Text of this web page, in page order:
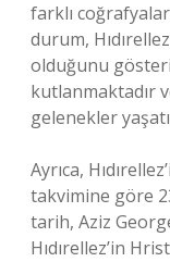
farklı
durum,
olduğunu
kutlanmaktadır
gelenekler
Ayrıca,
takvimine göre
tarih, Aziz
Hıdırellez’in